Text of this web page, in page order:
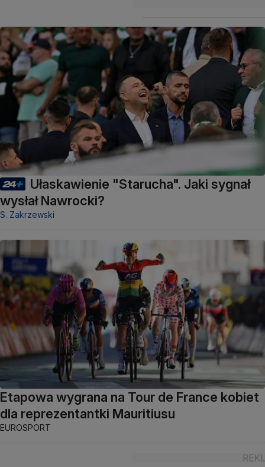
Ułaskawienie "Starucha". Jaki sygnał
wysłał Nawrocki?
S. Zakrzewski
Etapowa wygrana na Tour de France kobiet
dla reprezentantki Mauritiusu
EUROSPORT